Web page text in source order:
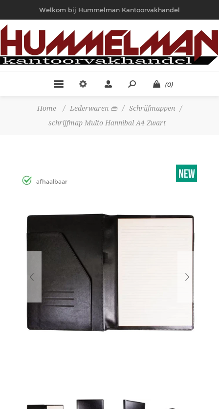
Welkom bij Hummelman Kantoorvakhandel
(0)
Home / Lederwaren 👜 / Schrijfmappen
/
schrijfmap Multo Hannibal A4 Zwart
afhaalbaar